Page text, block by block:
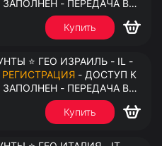
- ПЕРЕДАЧА В
Купить
⭐ ГЕО ИЗРАИЛЬ - IL -
РЕГИСТРАЦИЯ - ДОСТУП К
- ПЕРЕДАЧА В
Купить